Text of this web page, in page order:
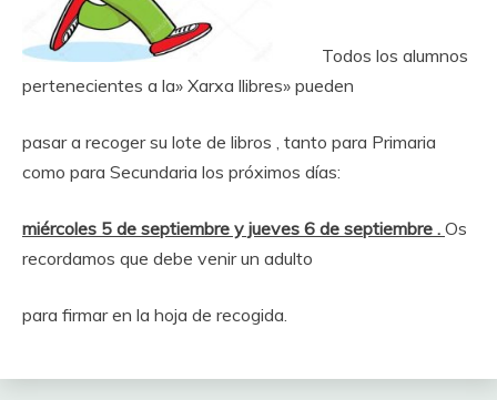
Todos los alumnos
pertenecientes a la» Xarxa llibres» pueden
pasar a recoger su lote de libros , tanto para Primaria
como para Secundaria los próximos días:
miércoles 5 de septiembre y jueves 6 de septiembre . Os
recordamos que debe venir un adulto
para firmar en la hoja de recogida.